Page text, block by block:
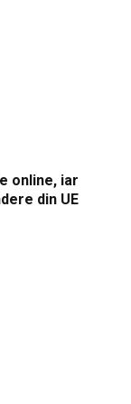
online, iar
din UE